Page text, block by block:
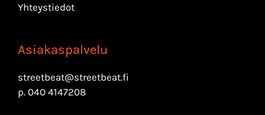
Yhteystiedot
Asiakaspalvelu
streetbeat@streetbeat.fi
p. 040 4147208